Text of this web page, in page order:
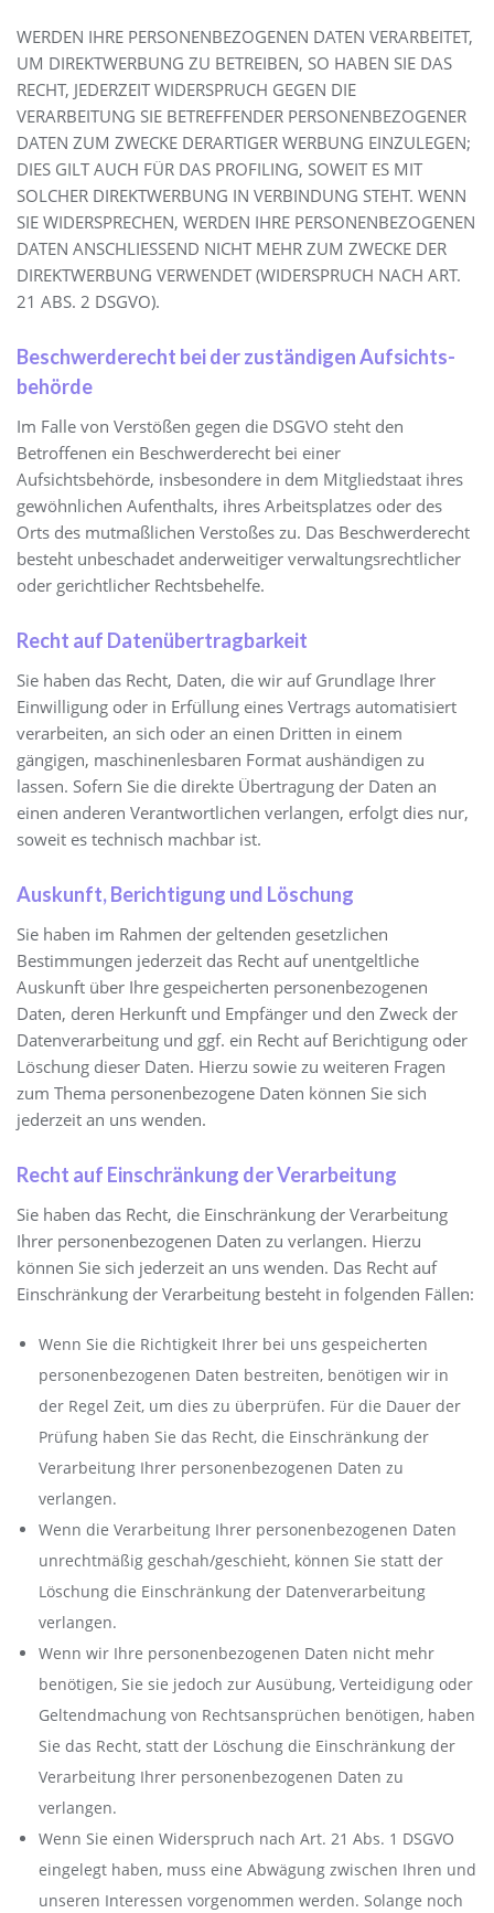
WERDEN IHRE PERSONENBEZOGENEN DATEN VERARBEITET,
UM DIREKTWERBUNG ZU BETREIBEN, SO HABEN SIE DAS
RECHT, JEDERZEIT WIDERSPRUCH GEGEN DIE
VERARBEITUNG SIE BETREFFENDER PERSONENBEZOGENER
DATEN ZUM ZWECKE DERARTIGER WERBUNG EINZULEGEN;
DIES GILT AUCH FÜR DAS PROFILING, SOWEIT ES MIT
SOLCHER DIREKTWERBUNG IN VERBINDUNG STEHT. WENN
SIE WIDERSPRECHEN, WERDEN IHRE PERSONENBEZOGENEN
DATEN ANSCHLIESSEND NICHT MEHR ZUM ZWECKE DER
DIREKTWERBUNG VERWENDET (WIDERSPRUCH NACH ART.
21 ABS. 2 DSGVO).
Beschwerde­recht bei der zuständigen Aufsichts­
behörde
Im Falle von Verstößen gegen die DSGVO steht den
Betroffenen ein Beschwerderecht bei einer
Aufsichtsbehörde, insbesondere in dem Mitgliedstaat ihres
gewöhnlichen Aufenthalts, ihres Arbeitsplatzes oder des
Orts des mutmaßlichen Verstoßes zu. Das Beschwerderecht
besteht unbeschadet anderweitiger verwaltungsrechtlicher
oder gerichtlicher Rechtsbehelfe.
Recht auf Daten­übertrag­barkeit
Sie haben das Recht, Daten, die wir auf Grundlage Ihrer
Einwilligung oder in Erfüllung eines Vertrags automatisiert
verarbeiten, an sich oder an einen Dritten in einem
gängigen, maschinenlesbaren Format aushändigen zu
lassen. Sofern Sie die direkte Übertragung der Daten an
einen anderen Verantwortlichen verlangen, erfolgt dies nur,
soweit es technisch machbar ist.
Auskunft, Berichtigung und Löschung
Sie haben im Rahmen der geltenden gesetzlichen
Bestimmungen jederzeit das Recht auf unentgeltliche
Auskunft über Ihre gespeicherten personenbezogenen
Daten, deren Herkunft und Empfänger und den Zweck der
Datenverarbeitung und ggf. ein Recht auf Berichtigung oder
Löschung dieser Daten. Hierzu sowie zu weiteren Fragen
zum Thema personenbezogene Daten können Sie sich
jederzeit an uns wenden.
Recht auf Einschränkung der Verarbeitung
Sie haben das Recht, die Einschränkung der Verarbeitung
Ihrer personenbezogenen Daten zu verlangen. Hierzu
können Sie sich jederzeit an uns wenden. Das Recht auf
Einschränkung der Verarbeitung besteht in folgenden Fällen:
Wenn Sie die Richtigkeit Ihrer bei uns gespeicherten
personenbezogenen Daten bestreiten, benötigen wir in
der Regel Zeit, um dies zu überprüfen. Für die Dauer der
Prüfung haben Sie das Recht, die Einschränkung der
Verarbeitung Ihrer personenbezogenen Daten zu
verlangen.
Wenn die Verarbeitung Ihrer personenbezogenen Daten
unrechtmäßig geschah/geschieht, können Sie statt der
Löschung die Einschränkung der Datenverarbeitung
verlangen.
Wenn wir Ihre personenbezogenen Daten nicht mehr
benötigen, Sie sie jedoch zur Ausübung, Verteidigung oder
Geltendmachung von Rechtsansprüchen benötigen, haben
Sie das Recht, statt der Löschung die Einschränkung der
Verarbeitung Ihrer personenbezogenen Daten zu
verlangen.
Wenn Sie einen Widerspruch nach Art. 21 Abs. 1 DSGVO
eingelegt haben, muss eine Abwägung zwischen Ihren und
unseren Interessen vorgenommen werden. Solange noch